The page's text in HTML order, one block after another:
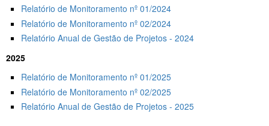
Relatório de Monitoramento nº 01/2024
Relatório de Monitoramento nº 02/2024
Relatório Anual de Gestão de Projetos - 2024
2025
Relatório de Monitoramento nº 01/2025
Relatório de Monitoramento nº 02/2025
Relatório Anual de Gestão de Projetos - 2025